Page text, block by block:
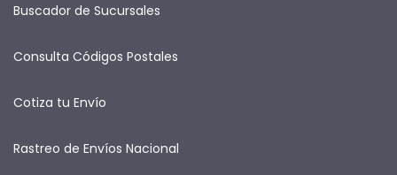
Buscador de Sucursales
Consulta Códigos Postales
Cotiza tu Envío
Rastreo de Envíos Nacional